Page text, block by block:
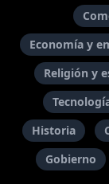
Economía y
Religión y
Historia
Gobierno